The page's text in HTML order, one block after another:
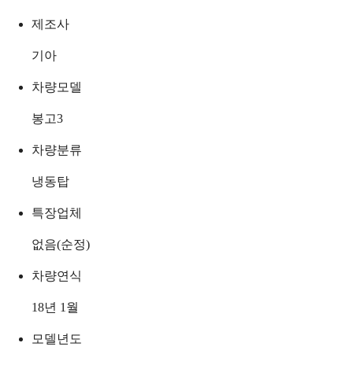
제조사
기아
차량모델
봉고3
차량분류
냉동탑
특장업체
없음(순정)
차량연식
18년 1월
모델년도